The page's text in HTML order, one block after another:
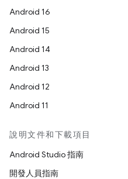
Android 16
Android 15
Android 14
Android 13
Android 12
Android 11
說明文件和下載項目
Android Studio 指南
開發人員指南